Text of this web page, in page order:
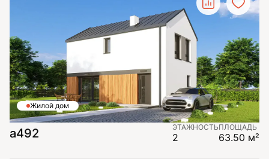
Жилой дом
а492 ЭТАЖНОСТЬ
2
ПЛОЩАДЬ
63.50 м²